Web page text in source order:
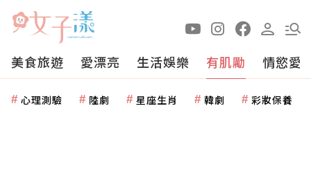
美食旅遊 愛漂亮 生活娛樂 有肌勵 情慾愛
心理測驗 陸劇 星座生肖 韓劇 彩妝保養